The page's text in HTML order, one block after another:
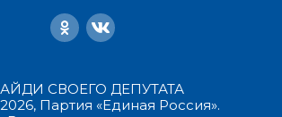
СВОЕГО ДЕПУТАТА
Партия «Единая Россия».